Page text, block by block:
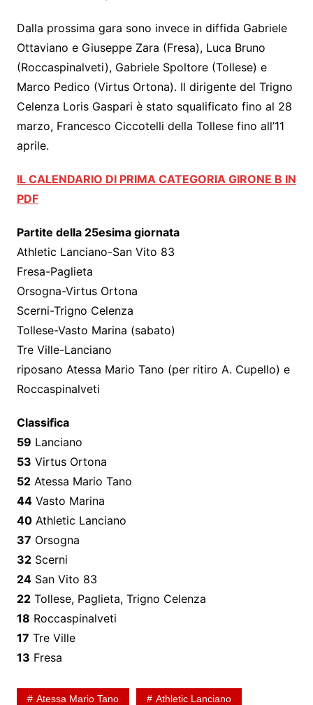
Dalla prossima gara sono invece in diffida Gabriele
Ottaviano e Giuseppe Zara (Fresa), Luca Bruno
(Roccaspinalveti), Gabriele Spoltore (Tollese) e
Marco Pedico (Virtus Ortona). Il dirigente del Trigno
Celenza Loris Gaspari è stato squalificato fino al 28
marzo, Francesco Ciccotelli della Tollese fino all’11
aprile.
IL CALENDARIO DI PRIMA CATEGORIA GIRONE B IN
PDF
Partite della 25esima giornata
Athletic Lanciano-San Vito 83
Fresa-Paglieta
Orsogna-Virtus Ortona
Scerni-Trigno Celenza
Tollese-Vasto Marina (sabato)
Tre Ville-Lanciano
riposano Atessa Mario Tano (per ritiro A. Cupello) e
Roccaspinalveti
Classifica
59 Lanciano
53 Virtus Ortona
52Atessa Mario Tano
44Vasto Marina
40Athletic Lanciano
37 Orsogna
32Scerni
24San Vito 83
22Tollese, Paglieta, Trigno Celenza
18 Roccaspinalveti
17 Tre Ville
13 Fresa
Atessa Mario Tano Athletic Lanciano